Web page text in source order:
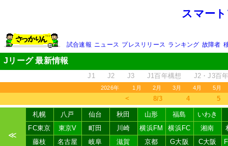
スマー
試合速報 ニュース プレスリリース ランキング 故障者
Jリーグ 最新情報
J1 J2 J3 J1百年構想 J2・J3百
2026年 1月 2月 3月 4月 5月
＜ 8/3 4 5
≪
札幌 八戸 仙台 秋田 山形 福島
いわき
FC東京
東京V 町田 川崎 横浜FM 横浜FC 湘南
藤枝
名古屋 岐阜 滋賀 京都 G大阪 C大阪